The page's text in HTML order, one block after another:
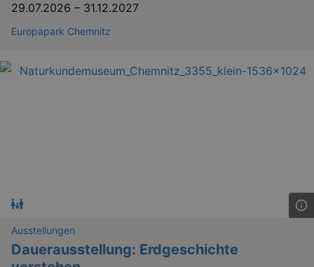
29.07.2026 – 31.12.2027
Europapark Chemnitz
Ausstellungen
Dauerausstellung: Erdgeschichte